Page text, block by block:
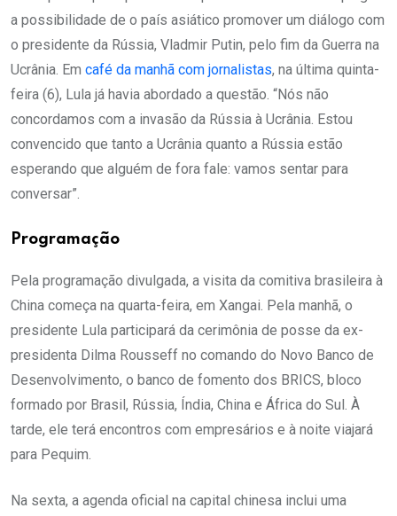
a possibilidade de o país asiático promover um diálogo com
o presidente da Rússia, Vladmir Putin, pelo fim da Guerra na
Ucrânia. Em café da manhã com jornalistas, na última quinta-
feira (6), Lula já havia abordado a questão. “Nós não
concordamos com a invasão da Rússia à Ucrânia. Estou
convencido que tanto a Ucrânia quanto a Rússia estão
esperando que alguém de fora fale: vamos sentar para
conversar”.
Programação
Pela programação divulgada, a visita da comitiva brasileira à
China começa na quarta-feira, em Xangai. Pela manhã, o
presidente Lula participará da cerimônia de posse da ex-
presidenta Dilma Rousseff no comando do Novo Banco de
Desenvolvimento, o banco de fomento dos BRICS, bloco
formado por Brasil, Rússia, Índia, China e África do Sul. À
tarde, ele terá encontros com empresários e à noite viajará
para Pequim.
Na sexta, a agenda oficial na capital chinesa inclui uma